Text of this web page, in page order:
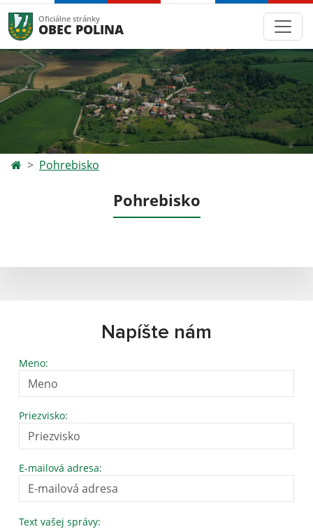
Oficiálne stránky
OBEC POLINA
Pohrebisko
Pohrebisko
Napíšte nám
Meno:
Priezvisko:
E-mailová adresa:
Text vašej správy: